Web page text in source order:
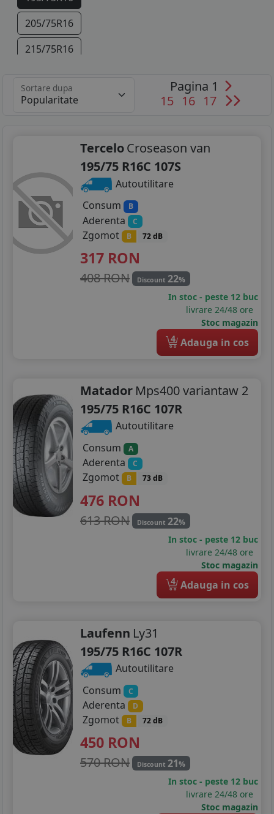
205/75R16
215/75R16
235/65R16
Sortare dupa
Pagina 1
15 16 17
TerceloCroseason van
195/75 R16C 107S
Autoutilitare
Consum
B
Aderenta C
Zgomot B 72 dB
317 RON
408 RON Discount 22%
In stoc - peste 12 buc
livrare 24/48 ore
Stoc magazin
4 Adauga in cos
Matador Mps400 variantaw 2
195/75 R16C 107R
Autoutilitare
Consum
A
Aderenta C
Zgomot B 73 dB
476 RON
613 RON Discount 22%
In stoc - peste 12 buc
livrare 24/48 ore
Stoc magazin
4 Adauga in cos
Laufenn Ly31
195/75 R16C 107R
Autoutilitare
Consum
C
Aderenta D
Zgomot B 72 dB
450 RON
570 RON Discount 21%
In stoc - peste 12 buc
livrare 24/48 ore
Stoc magazin